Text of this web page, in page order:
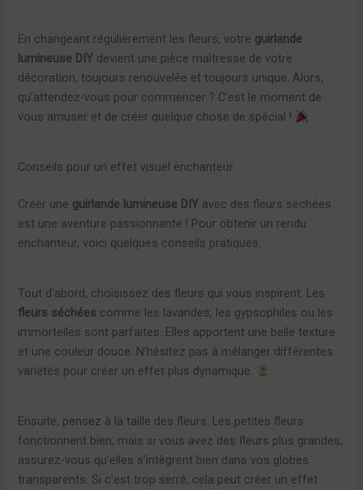
En changeant régulièrement les fleurs, votre guirlande
lumineuse DIY devient une pièce maîtresse de votre
décoration, toujours renouvelée et toujours unique. Alors,
qu’attendez-vous pour commencer ? C’est le moment de
vous amuser et de créer quelque chose de spécial !
Conseils pour un effet visuel enchanteur
Créer une guirlande lumineuse DIY avec des fleurs séchées
est une aventure passionnante ! Pour obtenir un rendu
enchanteur, voici quelques conseils pratiques.
Tout d’abord, choisissez des fleurs qui vous inspirent. Les
fleurs séchées comme les lavandes, les gypsophiles ou les
immortelles sont parfaites. Elles apportent une belle texture
et une couleur douce. N’hésitez pas à mélanger différentes
variétés pour créer un effet plus dynamique.
Ensuite, pensez à la taille des fleurs. Les petites fleurs
fonctionnent bien, mais si vous avez des fleurs plus grandes,
assurez-vous qu’elles s’intègrent bien dans vos globes
transparents. Si c’est trop serré, cela peut créer un effet